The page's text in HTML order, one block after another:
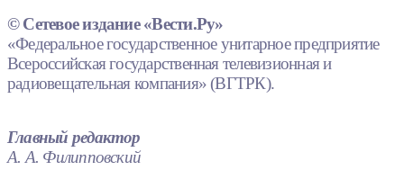
© Сетевое издание «Вести.Ру»
«Федеральное государственное унитарное предприятие
Всероссийская государственная телевизионная и
радиовещательная компания» (ВГТРК).
Главный редактор
А. А. Филипповский